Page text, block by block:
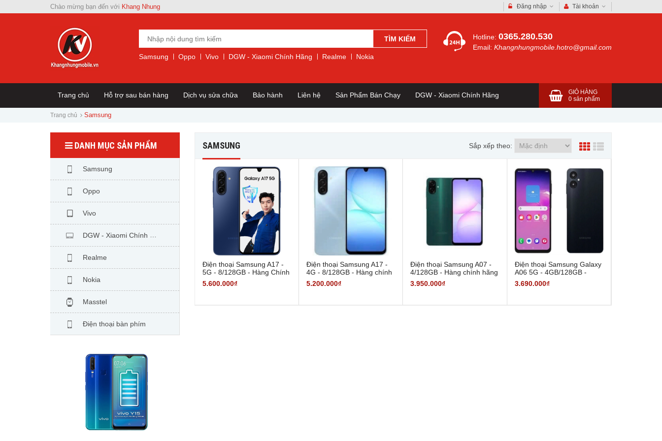
Chào mừng bạn đến với Khang Nhung Đăng nhập Tài khoản
Hotline: 0365.280.530
Email: Khangnhungmobile.hotro@gmail.com
TÌM KIẾM
Samsung Oppo Vivo DGW - Xiaomi Chính Hãng Realme Nokia
Trang chủ Hỗ trợ sau bán hàng Dịch vụ sửa chữa Bảo hành Liên hệ Sản Phẩm Bán Chạy DGW - Xiaomi Chính Hãng
GIỎ HÀNG
0 sản phẩm
Trang chủ Samsung
DANH MỤC SẢN PHẨM
Samsung
Oppo
Vivo
DGW - Xiaomi Chính Hãng
Realme
Nokia
Masstel
Điện thoại bàn phím
TCL
ZTE
SAMSUNG Sắp xếp theo:
Điện thoại Samsung A17 -
5G - 8/128GB - Hàng Chính
Hãng
5.600.000₫
Điện thoại Samsung A17 -
4G - 8/128GB - Hàng chính
hãng
5.200.000₫
Điện thoại Samsung A07 -
4/128GB - Hàng chính hãng
3.950.000₫
Điện thoại Samsung Galaxy
A06 5G - 4GB/128GB -
Hàng Chính Hãng
3.690.000₫